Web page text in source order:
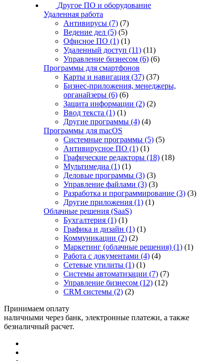
Другое ПО и оборудование
Удаленная работа
Антивирусы (7) (7)
Ведение дел (5) (5)
Офисное ПО (1) (1)
Удаленный доступ (11) (11)
Управление бизнесом (6) (6)
Программы для смартфонов
Карты и навигация (37) (37)
Бизнес-приложения, менеджеры,
органайзеры (6) (6)
Защита информации (2) (2)
Ввод текста (1) (1)
Другие программы (4) (4)
Программы для macOS
Системные программы (5) (5)
Антивирусное ПО (1) (1)
Графические редакторы (18) (18)
Мультимедиа (1) (1)
Деловые программы (3) (3)
Управление файлами (3) (3)
Разработка и программирование (3) (3)
Другие приложения (1) (1)
Облачные решения (SaaS)
Бухгалтерия (1) (1)
Графика и дизайн (1) (1)
Коммуникации (2) (2)
Маркетинг (облачные решения) (1) (1)
Работа с документами (4) (4)
Сетевые утилиты (1) (1)
Системы автоматизации (7) (7)
Управление бизнесом (12) (12)
CRM системы (2) (2)
Принимаем оплату
наличными через банк, электронные платежи, а также
безналичный расчет.